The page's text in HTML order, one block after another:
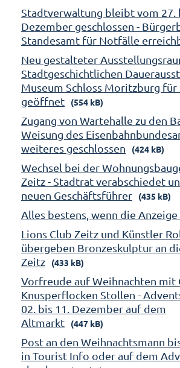
Stadtverwaltung bleibt vom 27.
Dezember geschlossen -
Standesamt für Notfälle
Neu gestalteter
Stadtgeschichtlichen
Museum Schloss Moritzburg für
geöffnet
(554 kB)
Zugang von Wartehalle zu den
Weisung des
weiteres geschlossen
(424 kB)
Wechsel bei der
Zeitz - Stadtrat verabschiedet
neuen Geschäftsführer
(435 kB)
Alles bestens, wenn die
Lions Club Zeitz und Künstler
übergeben Bronzeskulptur an
Zeitz
(433 kB)
Vorfreude auf Weihnachten mit
Knusperflocken Stollen -
02. bis 11. Dezember auf dem
Altmarkt
(447 kB)
Post an den Weihnachtsmann
in Tourist Info oder auf dem